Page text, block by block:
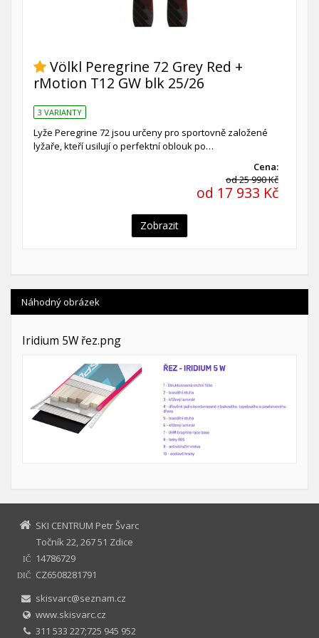
Völkl Peregrine 72 Grey Red +
rMotion T12 GW blk 25/26
3 VARIANTY
Lyže Peregrine 72 jsou určeny pro sportovně založené
lyžaře, kteří usilují o perfektní oblouk po…
Cena:
od 25 990 Kč
od 17 933 Kč
Zobrazit
Náhodný obrázek
Iridium 5W řez.png
SKI CENTRUM Petr Švarc
Točník 22, 267 51 Zdice
IČ 14786729
DIČ
CZ6508281791
skisvarc@seznam.cz
www.skisvarc.cz
311 533 227;725 945 952